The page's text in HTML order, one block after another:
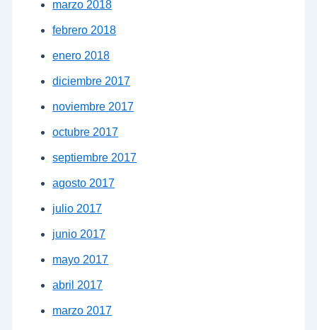
marzo 2018
febrero 2018
enero 2018
diciembre 2017
noviembre 2017
octubre 2017
septiembre 2017
agosto 2017
julio 2017
junio 2017
mayo 2017
abril 2017
marzo 2017